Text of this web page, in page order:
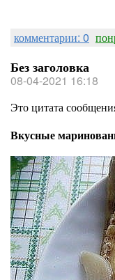
комментарии: 0
Без заголовка
08-04-2021 16:18
Это цитата
Вкусные